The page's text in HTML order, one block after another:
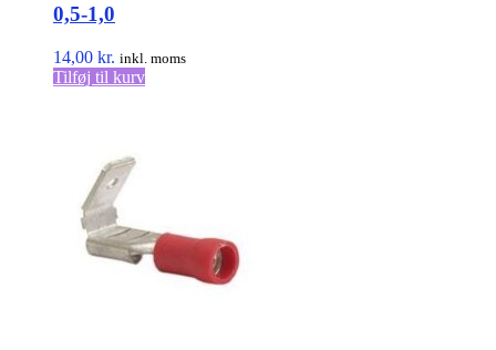
0,5-1,0
14,00 kr. inkl. moms
Tilføj til kurv